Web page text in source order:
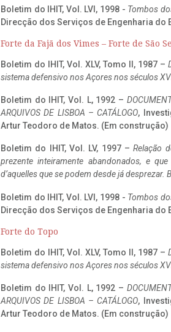
Boletim do IHIT, Vol. LVI, 1998 - Tombos
Direcção dos Serviços de Engenharia do
Forte da Fajã dos Vimes – Forte de São
Boletim do IHIT, Vol. XLV, Tomo II, 1987 –
sistema defensivo nos Açores nos séculos
Boletim do IHIT, Vol. L, 1992 –
ARQUIVOS DE LISBOA – CATÁLOGO,
Artur Teodoro de Matos. (Em construção)
Boletim do IHIT, Vol. LV, 1997 –Relação
prezente inteiramente abandonados, e
d’aquelles que se podem desde já desprezar.
Boletim do IHIT, Vol. LVI, 1998 - Tombos
Direcção dos Serviços de Engenharia do
Forte do Topo
Boletim do IHIT, Vol. XLV, Tomo II, 1987 –
sistema defensivo nos Açores nos séculos
Boletim do IHIT, Vol. L, 1992 –
ARQUIVOS DE LISBOA – CATÁLOGO,
Artur Teodoro de Matos. (Em construção)